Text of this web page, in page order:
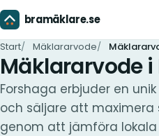
bramäklare.se
Start Mäklararvode
Mäklararvode
Forshaga erbjuder en
och säljare att maximera
genom att jämföra